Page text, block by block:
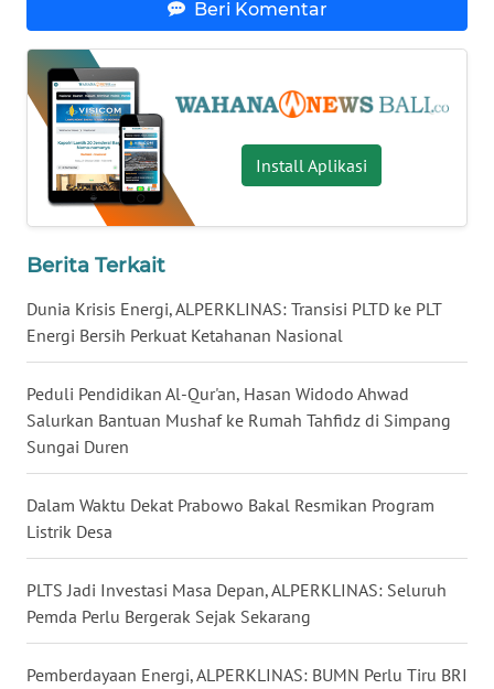
Beri Komentar
Install Aplikasi
Berita Terkait
Dunia Krisis Energi, ALPERKLINAS: Transisi PLTD ke PLT
Energi Bersih Perkuat Ketahanan Nasional
Peduli Pendidikan Al-Qur'an, Hasan Widodo Ahwad
Salurkan Bantuan Mushaf ke Rumah Tahfidz di Simpang
Sungai Duren
Dalam Waktu Dekat Prabowo Bakal Resmikan Program
Listrik Desa
PLTS Jadi Investasi Masa Depan, ALPERKLINAS: Seluruh
Pemda Perlu Bergerak Sejak Sekarang
Pemberdayaan Energi, ALPERKLINAS: BUMN Perlu Tiru BRI
WN
KALTARA
WN
KALSEL
WN
SULSEL
GORONTALO
WN
SULUT
WN
MALUKU
WN
MALUT